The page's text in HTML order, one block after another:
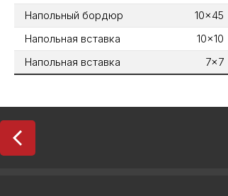
Напольный бордюр
10x45
Напольная вставка
10x10
Напольная вставка
7x7